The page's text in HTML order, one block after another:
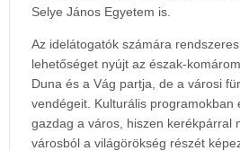
Selye János Egyetem is.
Az idelátogatók számára
lehetőséget nyújt az észak-
Duna és a Vág partja, de a városi
vendégeit. Kulturális programokban
gazdag a város, hiszen kerékpárral
városból a világörökség részét